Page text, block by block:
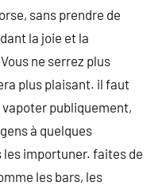
sans prendre de
la joie et la
ne serrez plus
plus plaisant. il faut
publiquement,
à quelques
les importuner. faites de
les bars, les